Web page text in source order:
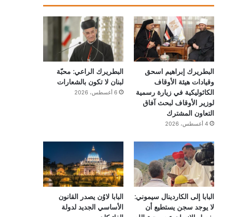
البطريرك إبراهيم اسحق
وقيادات هيئة الأوقاف
الكاثوليكية في زيارة رسمية
لوزير الأوقاف لبحث آفاق
التعاون المشترك
4 أغسطس، 2026
البطريرك الراعي: محبّة
لبنان لا تكون بالشعارات
6 أغسطس، 2026
البابا إلى الكاردينال سيموني:
لا يوجد سجن يستطيع أن
البابا لاوُن يصدر القانون
الأساسي الجديد لدولة